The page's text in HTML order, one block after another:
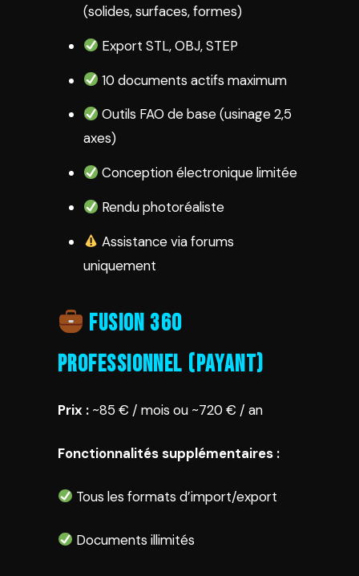
(solides, surfaces, formes)
Export STL, OBJ, STEP
10 documents actifs maximum
Outils FAO de base (usinage 2,5
axes)
Conception électronique limitée
Rendu photoréaliste
Assistance via forums
uniquement
Fusion 360
Professionnel (PAYANT)
Prix : ~85 € / mois ou ~720 € / an
Fonctionnalités supplémentaires :
Tous les formats d’import/export
Documents illimités